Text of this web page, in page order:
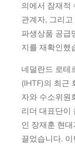
의에서 잠재적
관계자, 그리
파생상품 공급
지를 재확인했
네덜란드 로테
(IHTF)의 최근
자와 수소위원
리더 대표단이
인 장재훈 현
끌었습니다.